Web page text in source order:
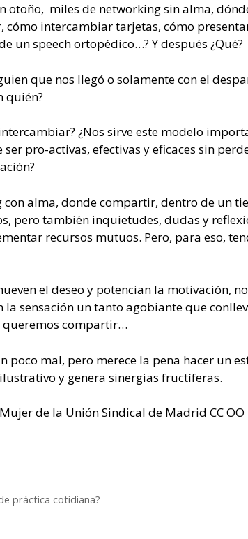
otoño, miles de networking sin alma,
cómo intercambiar tarjetas, cómo
un speech ortopédico…? Y después ¿Qué?
que nos llegó o solamente con el
quién?
¿Nos sirve este modelo
pro-activas, efectivas y eficaces sin
alma, donde compartir, dentro de un
pero también inquietudes, dudas y
recursos mutuos. Pero, para eso,
el deseo y potencian la motivación,
sensación un tanto agobiante que
queremos compartir…
poco mal, pero merece la pena hacer un
y genera sinergias fructíferas.
de la Unión Sindical de Madrid CC OO
práctica cotidiana?